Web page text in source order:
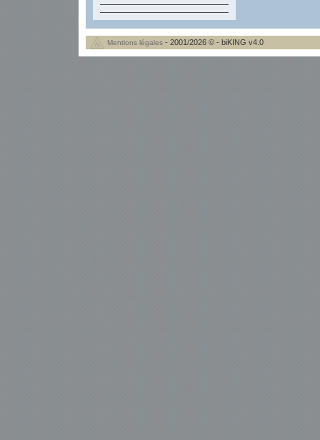
Mentions légales - 2001/2026 © - biKING v4.0